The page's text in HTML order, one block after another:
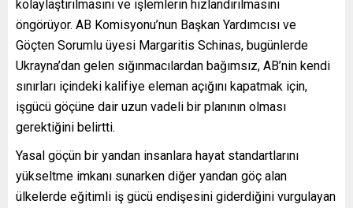
kolaylaştırılmasını ve işlemlerin hızlandırılmasını
öngörüyor. AB Komisyonu’nun Başkan Yardımcısı ve
Göçten Sorumlu üyesi Margaritis Schinas, bugünlerde
Ukrayna’dan gelen sığınmacılardan bağımsız, AB’nin kendi
sınırları içindeki kalifiye eleman açığını kapatmak için,
işgücü göçüne dair uzun vadeli bir planının olması
gerektiğini belirtti.
Yasal göçün bir yandan insanlara hayat standartlarını
yükseltme imkanı sunarken diğer yandan göç alan
ülkelerde eğitimli iş gücü endişesini giderdiğini vurgulayan